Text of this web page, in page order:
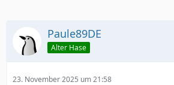
Paule89DE
Alter Hase
23. November 2025 um 21:58